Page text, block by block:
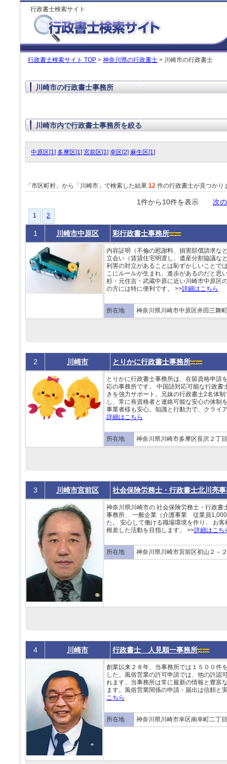
行政書士検索サイト
行政書士検索サイト TOP > 神奈川県の行政書士 > 川崎市の行政書士
川崎市の行政書士事務所
川崎市内で行政書士事務所を絞る
中原区[1] 多摩区[1] 宮前区[1] 幸区[2] 麻生区[1]
「市区町村」から「川崎市」で検索した結果 12 件の行政書士が見つかり
1件から10件を表示 次
1 2
1 川崎市中原区 彩行政書士事務所
内容証明（不倫の慰謝料、損害賠償請求な
立会い（賃貸住宅明渡し、遺産分割協議な
利害の対立があることは恥ずかしいことで
こにルールが生まれ、進歩があるのだと思
杉・元住吉・武蔵中原に近い川崎市中原区
の方には特に便利です。 >>詳細はこちら
所在地 神奈川県川崎市中原区井田三舞
2 川崎市 とりかに行政書士事務所
とりかに行政書士事務所は、在留資格申請
応の事務所です。 中国語対応可能な行政
きを強力サポート。兄妹の行政書士2名体
し、常に有資格者と連絡可能な安心の体制
事業者様も安心。知識と行動力で、クライ
詳細はこちら
所在地 神奈川県川崎市多摩区長沢２丁
3 川崎市宮前区 社会保険労務士・行政書士北川亮
神奈川県川崎市の 社会保険労務士・行政
事務所、 一般企業（介護事業 従業員
た。 安心して働ける職場環境を作り、 お
根差した活動を目指します。 >>詳細はこち
所在地 神奈川県川崎市宮前区初山２－
4 川崎市 行政書士 人見順一事務所
創業以来２８年、当事務所では１５００件
した。風俗営業の許可申請では、他の許認
れます。当事務所は常に最新の情報と豊富
ます。風俗営業関係の申請・届出は信頼と
こちら
所在地 神奈川県川崎市幸区南幸町二丁